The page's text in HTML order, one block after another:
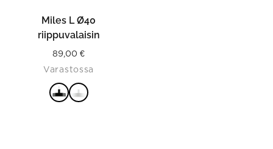
VALITSE
product
page
Miles L Ø40
riippuvalaisin
89,00 €
Varastossa